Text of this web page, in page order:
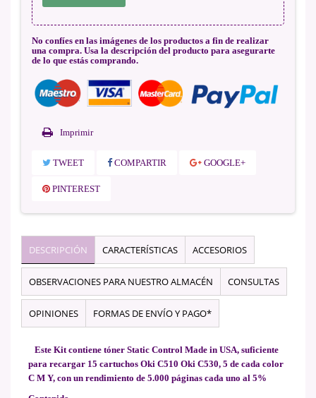
No confíes en las imágenes de los productos a fin de realizar
una compra. Usa la descripción del producto para asegurarte
de lo que estás comprando.
Imprimir
TWEET COMPARTIR GOOGLE+
PINTEREST
DESCRIPCIÓN CARACTERÍSTICAS ACCESORIOS
OBSERVACIONES PARA NUESTRO ALMACÉN CONSULTAS
OPINIONES FORMAS DE ENVÍO Y PAGO*
Este Kit contiene tóner Static Control Made in USA, suficiente
para recargar 15 cartuchos Oki C510 Oki C530, 5 de cada color
C M Y, con un rendimiento de 5.000 páginas cada uno al 5%